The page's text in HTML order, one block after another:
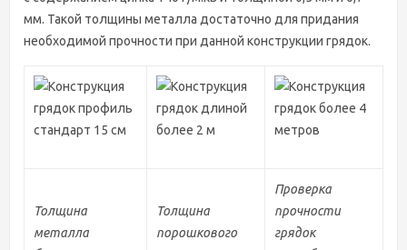
Решив купить металлические грядки в Кургане, собственники
ошибочно думают, что это сделать легко, и попросту
досадных ошибок, следует приобретать грядки от
проверенного производителя — это гарантирует вам качество
товара. Сегодня, чтобы приобрести полимерные грядки,
достаточно просто зайти на сайт, позвонить по телефону или
мм. Такой толщины металла достаточно для придания
необходимой прочности при данной конструкции грядок.
Толщина
металла
Толщина
порошкового
Проверка
прочности
грядок